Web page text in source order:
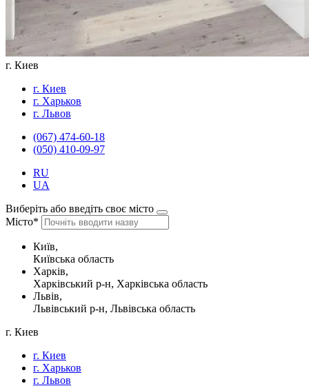
г. Киев
г. Киев
г. Харьков
г. Львов
(067) 474-60-18
(050) 410-09-97
RU
UA
Виберіть або введіть своє місто
Місто*
Київ,
Київська область
Харків,
Харківський р-н, Харківська область
Львів,
Львівський р-н, Львівська область
г. Киев
г. Киев
г. Харьков
г. Львов